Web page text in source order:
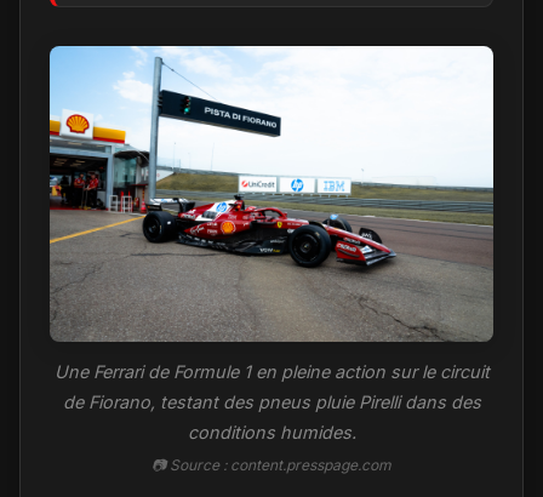
Une Ferrari de Formule 1 en pleine action sur le circuit
de Fiorano, testant des pneus pluie Pirelli dans des
conditions humides.
📷 Source : content.presspage.com